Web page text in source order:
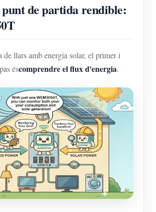
punt de partida rendible:
de llars amb energia solar, el primer i
éscomprendre el flux d'energia.